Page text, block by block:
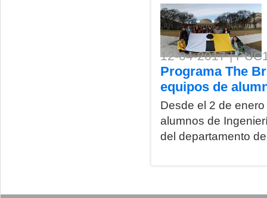
12-04-2017 |
Programa The
equipos de
Desde el 2 de
alumnos de
del departamento